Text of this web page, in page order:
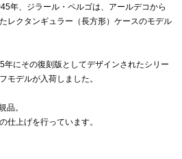
年、ジラール・ペルゴは、アールデコから
レクタンギュラー（長方形）ケースのモデル
年にその復刻版としてデザインされたシリー
モデルが入荷しました。
品。
仕上げを行っています。